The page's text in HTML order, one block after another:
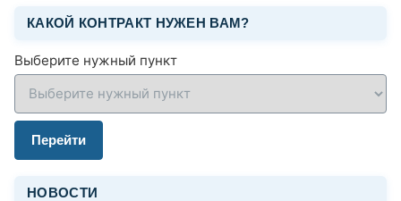
КАКОЙ КОНТРАКТ НУЖЕН ВАМ?
Выберите нужный пункт
Перейти
НОВОСТИ